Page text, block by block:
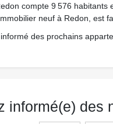
compte 9 576 habitants
neuf à Redon, est
des prochains
informé(e) des